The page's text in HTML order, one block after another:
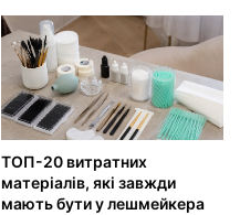
ТОП-20 витратних
матеріалів, які завжди
мають бути у лешмейкера